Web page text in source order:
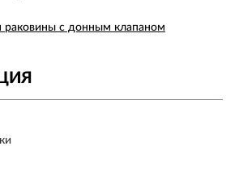
раковины с донным клапаном